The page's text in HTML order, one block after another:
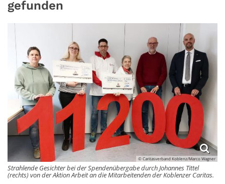
gefunden
© Caritasverband Koblenz/Marco Wagner
Strahlende Gesichter bei der Spendenübergabe durch Johannes Tittel
(rechts) von der Aktion Arbeit an die Mitarbeitenden der Koblenzer Caritas.